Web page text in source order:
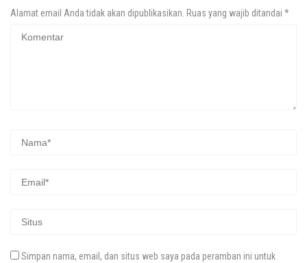
Alamat email Anda tidak akan dipublikasikan. Ruas yang wajib ditandai *
Simpan nama, email, dan situs web saya pada peramban ini untuk